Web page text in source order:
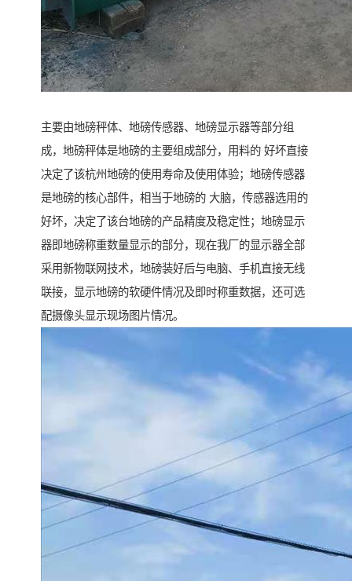
主要由地磅秤体、地磅传感器、地磅显示器等部分组
成，地磅秤体是地磅的主要组成部分，用料的 好坏直接
决定了该杭州地磅的使用寿命及使用体验；地磅传感器
是地磅的核心部件，相当于地磅的 大脑，传感器选用的
好坏，决定了该台地磅的产品精度及稳定性；地磅显示
器即地磅称重数量显示的部分，现在我厂的显示器全部
采用新物联网技术，地磅装好后与电脑、手机直接无线
联接，显示地磅的软硬件情况及即时称重数据，还可选
配摄像头显示现场图片情况。